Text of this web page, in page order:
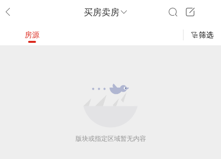
买房卖房
房源 筛选
版块或指定区域暂无内容